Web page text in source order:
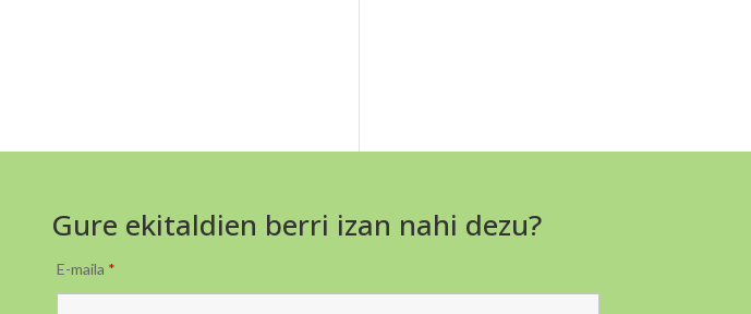
Gure ekitaldien berri izan nahi dezu?
E-maila *